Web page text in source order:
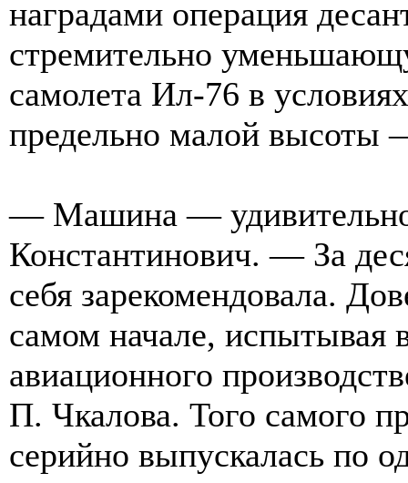
наградами операция
стремительно
самолета Ил-76 в
предельно малой высоты
— Машина —
Константинович. — За
себя зарекомендовала.
самом начале, испытывая
авиационного
П. Чкалова. Того самого
серийно выпускалась по